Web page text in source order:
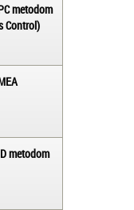
metodom
Control)
metodom